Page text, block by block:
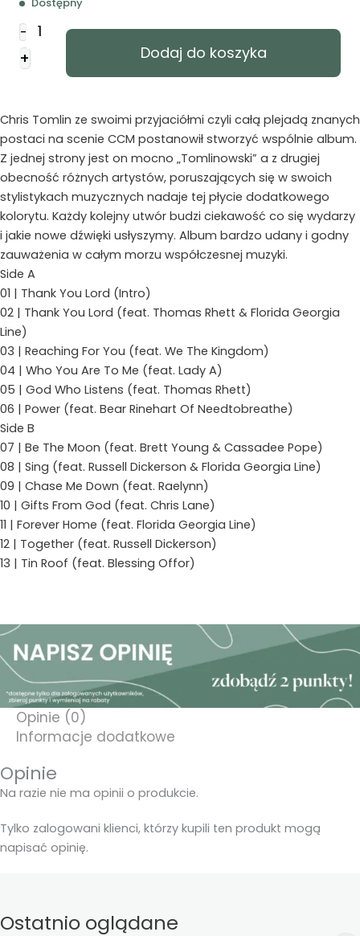
-
ilość
Tomlin
Chris
Tomlin
&
Friends
(Vinyl
LP)
+ Dodaj do koszyka
Chris Tomlin ze swoimi przyjaciółmi czyli całą plejadą znanych
postaci na scenie CCM postanowił stworzyć wspólnie album.
Z jednej strony jest on mocno „Tomlinowski” a z drugiej
obecność różnych artystów, poruszających się w swoich
stylistykach muzycznych nadaje tej płycie dodatkowego
kolorytu. Każdy kolejny utwór budzi ciekawość co się wydarzy
i jakie nowe dźwięki usłyszymy. Album bardzo udany i godny
zauważenia w całym morzu współczesnej muzyki.
Side A
01 | Thank You Lord (Intro)
02 | Thank You Lord (feat. Thomas Rhett & Florida Georgia
Line)
03 | Reaching For You (feat. We The Kingdom)
04 | Who You Are To Me (feat. Lady A)
05 | God Who Listens (feat. Thomas Rhett)
06 | Power (feat. Bear Rinehart Of Needtobreathe)
Side B
07 | Be The Moon (feat. Brett Young & Cassadee Pope)
08 | Sing (feat. Russell Dickerson & Florida Georgia Line)
09 | Chase Me Down (feat. Raelynn)
10 | Gifts From God (feat. Chris Lane)
11 | Forever Home (feat. Florida Georgia Line)
12 | Together (feat. Russell Dickerson)
13 | Tin Roof (feat. Blessing Offor)
Opinie (0)
Informacje dodatkowe
Opinie
Na razie nie ma opinii o produkcie.
Tylko zalogowani klienci, którzy kupili ten produkt mogą
napisać opinię.
Ostatnio oglądane